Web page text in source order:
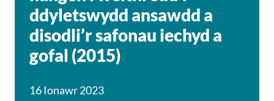
ddyletswydd ansawdd a
disodli’r safonau iechyd a
gofal (2015)
16 Ionawr 2023